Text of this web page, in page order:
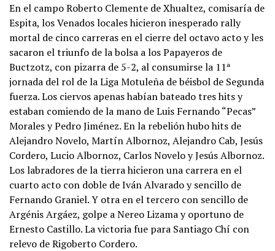
En el campo Roberto Clemente de Xhualtez, comisaría de
Espita, los Venados locales hicieron inesperado rally
mortal de cinco carreras en el cierre del octavo acto y les
sacaron el triunfo de la bolsa a los Papayeros de
Buctzotz, con pizarra de 5-2, al consumirse la 11ª
jornada del rol de la Liga Motuleña de béisbol de Segunda
fuerza. Los ciervos apenas habían bateado tres hits y
estaban comiendo de la mano de Luis Fernando “Pecas”
Morales y Pedro Jiménez. En la rebelión hubo hits de
Alejandro Novelo, Martín Albornoz, Alejandro Cab, Jesús
Cordero, Lucio Albornoz, Carlos Novelo y Jesús Albornoz.
Los labradores de la tierra hicieron una carrera en el
cuarto acto con doble de Iván Alvarado y sencillo de
Fernando Graniel. Y otra en el tercero con sencillo de
Argénis Argáez, golpe a Nereo Lizama y oportuno de
Ernesto Castillo. La victoria fue para Santiago Chí con
relevo de Rigoberto Cordero.